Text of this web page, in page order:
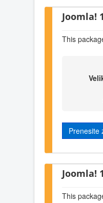
Joomla!
This
Prenesite
Joomla!
This